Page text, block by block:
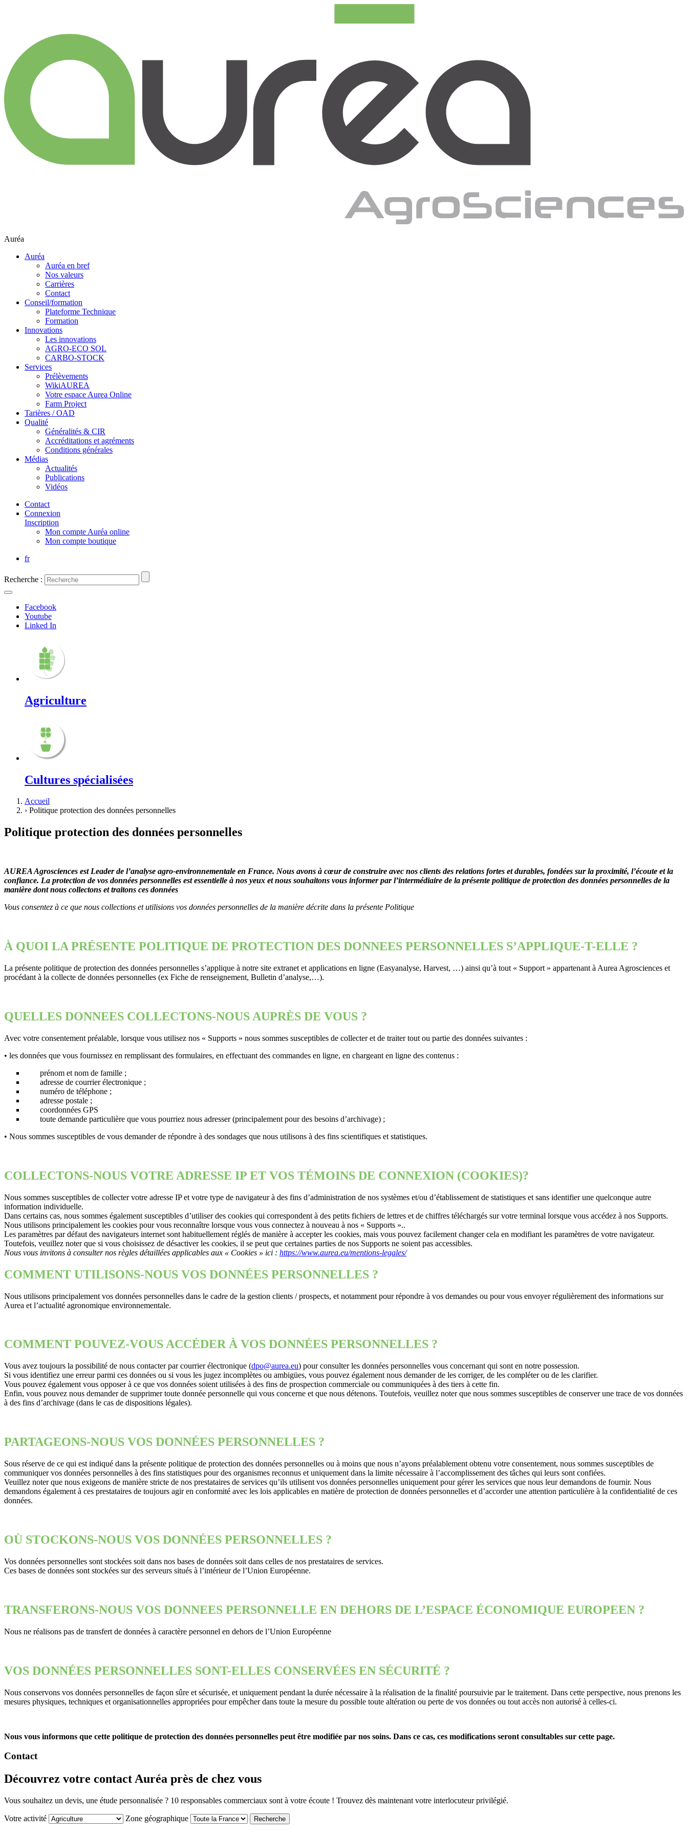
Auréa
Auréa
Auréa en bref
Nos valeurs
Carrières
Contact
Conseil/formation
Plateforme Technique
Formation
Innovations
Les innovations
AGRO-ECO SOL
CARBO-STOCK
Services
Prélèvements
WikiAUREA
Votre espace Aurea Online
Farm Project
Tarières / OAD
Qualité
Généralités & CIR
Accréditations et agréments
Conditions générales
Médias
Actualités
Publications
Vidéos
Contact
Connexion
Inscription
Mon compte Auréa online
Mon compte boutique
fr
Recherche :
Facebook
Youtube
Linked In
Agriculture
Cultures spécialisées
Accueil
› Politique protection des données personnelles
Politique protection des données personnelles
AUREA Agrosciences est Leader de l’analyse agro-environnementale en France. Nous avons à cœur de construire avec nos clients des relations fortes et durables, fondées sur la proximité, l’écoute et la
confiance. La protection de vos données personnelles est essentielle à nos yeux et nous souhaitons vous informer par l’intermédiaire de la présente politique de protection des données personnelles de la
manière dont nous collectons et traitons ces données
Vous consentez à ce que nous collections et utilisions vos données personnelles de la manière décrite dans la présente Politique
À QUOI LA PRÉSENTE POLITIQUE DE PROTECTION DES DONNEES PERSONNELLES S’APPLIQUE-T-ELLE ?
La présente politique de protection des données personnelles s’applique à notre site extranet et applications en ligne (Easyanalyse, Harvest, …) ainsi qu’à tout « Support » appartenant à Aurea Agrosciences et
procédant à la collecte de données personnelles (ex Fiche de renseignement, Bulletin d’analyse,…).
QUELLES DONNEES COLLECTONS-NOUS AUPRÈS DE VOUS ?
Avec votre consentement préalable, lorsque vous utilisez nos « Supports » nous sommes susceptibles de collecter et de traiter tout ou partie des données suivantes :
• les données que vous fournissez en remplissant des formulaires, en effectuant des commandes en ligne, en chargeant en ligne des contenus :
prénom et nom de famille ;
adresse de courrier électronique ;
numéro de téléphone ;
adresse postale ;
coordonnées GPS
toute demande particulière que vous pourriez nous adresser (principalement pour des besoins d’archivage) ;
• Nous sommes susceptibles de vous demander de répondre à des sondages que nous utilisons à des fins scientifiques et statistiques.
COLLECTONS-NOUS VOTRE ADRESSE IP ET VOS TÉMOINS DE CONNEXION (COOKIES)?
Nous sommes susceptibles de collecter votre adresse IP et votre type de navigateur à des fins d’administration de nos systèmes et/ou d’établissement de statistiques et sans identifier une quelconque autre
information individuelle.
Dans certains cas, nous sommes également susceptibles d’utiliser des cookies qui correspondent à des petits fichiers de lettres et de chiffres téléchargés sur votre terminal lorsque vous accédez à nos Supports.
Nous utilisons principalement les cookies pour vous reconnaître lorsque vous vous connectez à nouveau à nos « Supports »..
Les paramètres par défaut des navigateurs internet sont habituellement réglés de manière à accepter les cookies, mais vous pouvez facilement changer cela en modifiant les paramètres de votre navigateur.
Toutefois, veuillez noter que si vous choisissez de désactiver les cookies, il se peut que certaines parties de nos Supports ne soient pas accessibles.
Nous vous invitons à consulter nos règles détaillées applicables aux « Cookies » ici : https://www.aurea.eu/mentions-legales/
COMMENT UTILISONS-NOUS VOS DONNÉES PERSONNELLES ?
Nous utilisons principalement vos données personnelles dans le cadre de la gestion clients / prospects, et notamment pour répondre à vos demandes ou pour vous envoyer régulièrement des informations sur
Aurea et l’actualité agronomique environnementale.
COMMENT POUVEZ-VOUS ACCÉDER À VOS DONNÉES PERSONNELLES ?
Vous avez toujours la possibilité de nous contacter par courrier électronique (dpo@aurea.eu) pour consulter les données personnelles vous concernant qui sont en notre possession.
Si vous identifiez une erreur parmi ces données ou si vous les jugez incomplètes ou ambigües, vous pouvez également nous demander de les corriger, de les compléter ou de les clarifier.
Vous pouvez également vous opposer à ce que vos données soient utilisées à des fins de prospection commerciale ou communiquées à des tiers à cette fin.
Enfin, vous pouvez nous demander de supprimer toute donnée personnelle qui vous concerne et que nous détenons. Toutefois, veuillez noter que nous sommes susceptibles de conserver une trace de vos données
à des fins d’archivage (dans le cas de dispositions légales).
PARTAGEONS-NOUS VOS DONNÉES PERSONNELLES ?
Sous réserve de ce qui est indiqué dans la présente politique de protection des données personnelles ou à moins que nous n’ayons préalablement obtenu votre consentement, nous sommes susceptibles de
communiquer vos données personnelles à des fins statistiques pour des organismes reconnus et uniquement dans la limite nécessaire à l’accomplissement des tâches qui leurs sont confiées.
Veuillez noter que nous exigeons de manière stricte de nos prestataires de services qu’ils utilisent vos données personnelles uniquement pour gérer les services que nous leur demandons de fournir. Nous
demandons également à ces prestataires de toujours agir en conformité avec les lois applicables en matière de protection de données personnelles et d’accorder une attention particulière à la confidentialité de ces
données.
OÙ STOCKONS-NOUS VOS DONNÉES PERSONNELLES ?
Vos données personnelles sont stockées soit dans nos bases de données soit dans celles de nos prestataires de services.
Ces bases de données sont stockées sur des serveurs situés à l’intérieur de l’Union Européenne.
TRANSFERONS-NOUS VOS DONNEES PERSONNELLE EN DEHORS DE L’ESPACE ÉCONOMIQUE EUROPEEN ?
Nous ne réalisons pas de transfert de données à caractère personnel en dehors de l’Union Européenne
VOS DONNÉES PERSONNELLES SONT-ELLES CONSERVÉES EN SÉCURITÉ ?
Nous conservons vos données personnelles de façon sûre et sécurisée, et uniquement pendant la durée nécessaire à la réalisation de la finalité poursuivie par le traitement. Dans cette perspective, nous prenons les
mesures physiques, techniques et organisationnelles appropriées pour empêcher dans toute la mesure du possible toute altération ou perte de vos données ou tout accès non autorisé à celles-ci.
Nous vous informons que cette politique de protection des données personnelles peut être modifiée par nos soins. Dans ce cas, ces modifications seront consultables sur cette page.
Contact
Découvrez votre contact Auréa près de chez vous
Vous souhaitez un devis, une étude personnalisée ? 10 responsables commerciaux sont à votre écoute ! Trouvez dès maintenant votre interlocuteur privilégié.
Votre activité Zone géographique